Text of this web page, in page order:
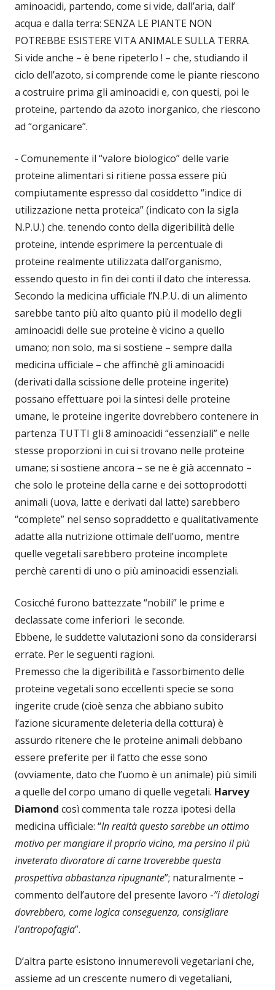
aminoacidi, partendo, come si vide, dall’aria, dall’
acqua e dalla terra: SENZA LE PIANTE NON
POTREBBE ESISTERE VITA ANIMALE SULLA TERRA.
Si vide anche – è bene ripeterlo ! – che, studiando il
ciclo dell’azoto, si comprende come le piante riescono
a costruire prima gli aminoacidi e, con questi, poi le
proteine, partendo da azoto inorganico, che riescono
ad “organicare”.
- Comunemente il “valore biologico” delle varie
proteine alimentari si ritiene possa essere più
compiutamente espresso dal cosiddetto “indice di
utilizzazione netta proteica” (indicato con la sigla
N.P.U.) che. tenendo conto della digeribilità delle
proteine, intende esprimere la percentuale di
proteine realmente utilizzata dall’organismo,
essendo questo in fin dei conti il dato che interessa.
Secondo la medicina ufficiale l’N.P.U. di un alimento
sarebbe tanto più alto quanto più il modello degli
aminoacidi delle sue proteine è vicino a quello
umano; non solo, ma si sostiene – sempre dalla
medicina ufficiale – che affinchè gli aminoacidi
(derivati dalla scissione delle proteine ingerite)
possano effettuare poi la sintesi delle proteine
umane, le proteine ingerite dovrebbero contenere in
partenza TUTTI gli 8 aminoacidi “essenziali” e nelle
stesse proporzioni in cui si trovano nelle proteine
umane; si sostiene ancora – se ne è già accennato –
che solo le proteine della carne e dei sottoprodotti
animali (uova, latte e derivati dal latte) sarebbero
“complete” nel senso sopraddetto e qualitativamente
adatte alla nutrizione ottimale dell’uomo, mentre
quelle vegetali sarebbero proteine incomplete
perchè carenti di uno o più aminoacidi essenziali.
Cosicché furono battezzate “nobili” le prime e
declassate come inferiori le seconde.
Ebbene, le suddette valutazioni sono da considerarsi
errate. Per le seguenti ragioni.
Premesso che la digeribilità e l’assorbimento delle
proteine vegetali sono eccellenti specie se sono
ingerite crude (cioè senza che abbiano subito
l’azione sicuramente deleteria della cottura) è
assurdo ritenere che le proteine animali debbano
essere preferite per il fatto che esse sono
(ovviamente, dato che l’uomo è un animale) più simili
a quelle del corpo umano di quelle vegetali. Harvey
Diamond così commenta tale rozza ipotesi della
medicina ufficiale: “In realtà questo sarebbe un ottimo
motivo per mangiare il proprio vicino, ma persino il più
inveterato divoratore di carne troverebbe questa
prospettiva abbastanza ripugnante”; naturalmente –
commento dell’autore del presente lavoro -”i dietologi
dovrebbero, come logica conseguenza, consigliare
l’antropofagia”.
D’altra parte esistono innumerevoli vegetariani che,
assieme ad un crescente numero di vegetaliani,